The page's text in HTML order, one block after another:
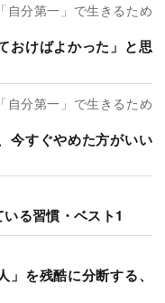
自分第一」で生きるため
おけばよかった」と思
自分第一」で生きるため
今すぐやめた方がいい
いる習慣・ベスト1
」を残酷に分断する、